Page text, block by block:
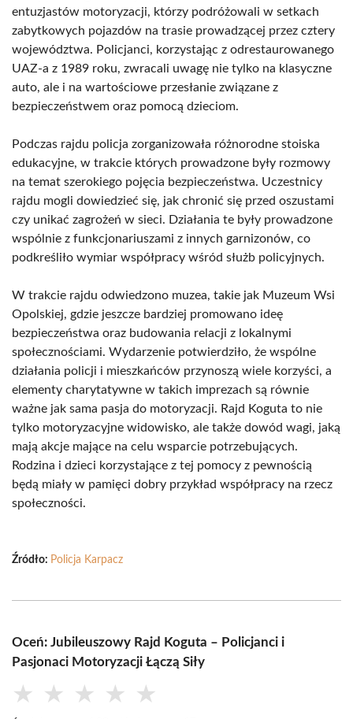
entuzjastów motoryzacji, którzy podróżowali w setkach
zabytkowych pojazdów na trasie prowadzącej przez cztery
województwa. Policjanci, korzystając z odrestaurowanego
UAZ-a z 1989 roku, zwracali uwagę nie tylko na klasyczne
auto, ale i na wartościowe przesłanie związane z
bezpieczeństwem oraz pomocą dzieciom.
Podczas rajdu policja zorganizowała różnorodne stoiska
edukacyjne, w trakcie których prowadzone były rozmowy
na temat szerokiego pojęcia bezpieczeństwa. Uczestnicy
rajdu mogli dowiedzieć się, jak chronić się przed oszustami
czy unikać zagrożeń w sieci. Działania te były prowadzone
wspólnie z funkcjonariuszami z innych garnizonów, co
podkreśliło wymiar współpracy wśród służb policyjnych.
W trakcie rajdu odwiedzono muzea, takie jak Muzeum Wsi
Opolskiej, gdzie jeszcze bardziej promowano ideę
bezpieczeństwa oraz budowania relacji z lokalnymi
społecznościami. Wydarzenie potwierdziło, że wspólne
działania policji i mieszkańców przynoszą wiele korzyści, a
elementy charytatywne w takich imprezach są równie
ważne jak sama pasja do motoryzacji. Rajd Koguta to nie
tylko motoryzacyjne widowisko, ale także dowód wagi, jaką
mają akcje mające na celu wsparcie potrzebujących.
Rodzina i dzieci korzystające z tej pomocy z pewnością
będą miały w pamięci dobry przykład współpracy na rzecz
społeczności.
Źródło: Policja Karpacz
Oceń: Jubileuszowy Rajd Koguta – Policjanci i
Pasjonaci Motoryzacji Łączą Siły
★ ★ ★ ★ ★